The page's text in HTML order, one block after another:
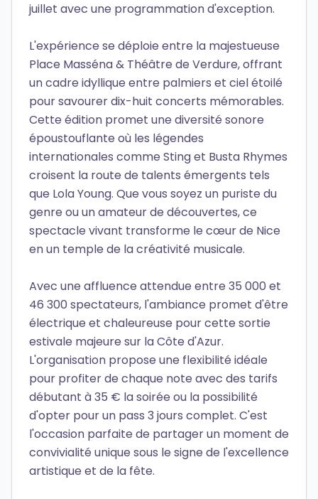
juillet avec une programmation d'exception.
L'expérience se déploie entre la majestueuse
Place Masséna & Théâtre de Verdure, offrant
un cadre idyllique entre palmiers et ciel étoilé
pour savourer dix-huit concerts mémorables.
Cette édition promet une diversité sonore
époustouflante où les légendes
internationales comme Sting et Busta Rhymes
croisent la route de talents émergents tels
que Lola Young. Que vous soyez un puriste du
genre ou un amateur de découvertes, ce
spectacle vivant transforme le cœur de Nice
en un temple de la créativité musicale.
Avec une affluence attendue entre 35 000 et
46 300 spectateurs, l'ambiance promet d'être
électrique et chaleureuse pour cette sortie
estivale majeure sur la Côte d'Azur.
L'organisation propose une flexibilité idéale
pour profiter de chaque note avec des tarifs
débutant à 35 € la soirée ou la possibilité
d'opter pour un pass 3 jours complet. C'est
l'occasion parfaite de partager un moment de
convivialité unique sous le signe de l'excellence
artistique et de la fête.